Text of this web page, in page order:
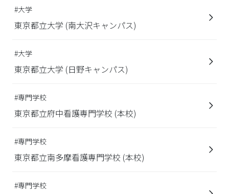
#大学
東京都立大学 (南大沢キャンパス)
#大学
東京都立大学 (日野キャンパス)
#専門学校
東京都立府中看護専門学校 (本校)
#専門学校
東京都立南多摩看護専門学校 (本校)
#専門学校